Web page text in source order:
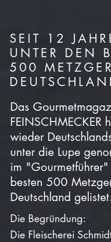
SEIT 12
UNTER DEN
500
Das
FEINSCHMECKER
wieder
unter die Lupe
im
besten 500
Deutschland gelistet.
Die Begründung:
Die Fleischerei